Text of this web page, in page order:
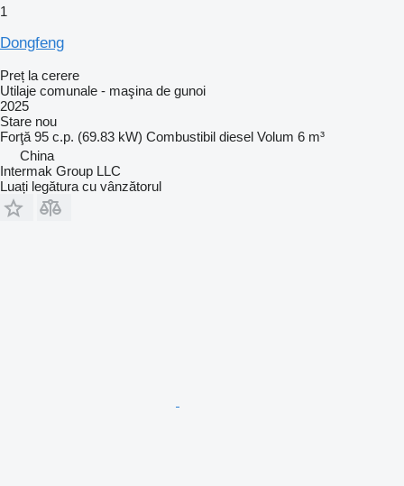
1
Dongfeng
Preț la cerere
Utilaje comunale - maşina de gunoi
2025
Stare nou
Forţă 95 c.p. (69.83 kW) Combustibil diesel Volum 6 m³
China
Intermak Group LLC
Luați legătura cu vânzătorul